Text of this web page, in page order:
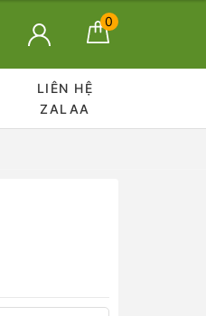
0
LIÊN HỆ
ZALAA